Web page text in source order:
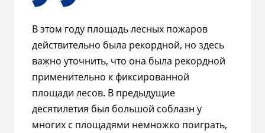
В этом году площадь лесных пожаров
действительно была рекордной, но здесь
важно уточнить, что она была рекордной
применительно к фиксированной
площади лесов. В предыдущие
десятилетия был большой соблазн у
многих с площадями немножко поиграть,